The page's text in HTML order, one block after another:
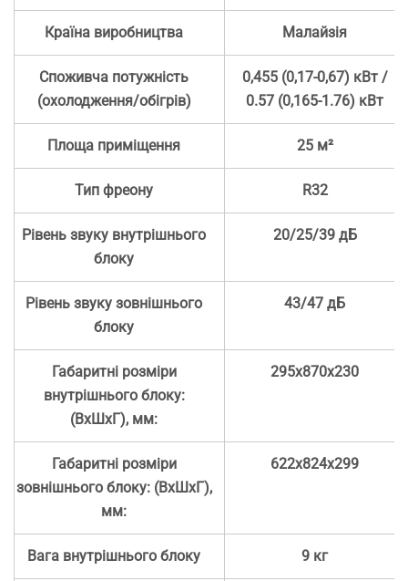
Країна виробництва Малайзія
Споживча потужність
(охолодження/обігрів)
0,455 (0,17-0,67) кВт /
0.57 (0,165-1.76) кВт
Площа приміщення 25 м²
Тип фреону R32
Рівень звуку внутрішнього
блоку
20/25/39 дБ
Рівень звуку зовнішнього
блоку
43/47 дБ
Габаритні розміри
внутрішнього блоку:
(ВхШхГ), мм:
295x870x230
Габаритні розміри
зовнішнього блоку: (ВхШхГ),
мм:
622x824x299
Вага внутрішнього блоку 9 кг